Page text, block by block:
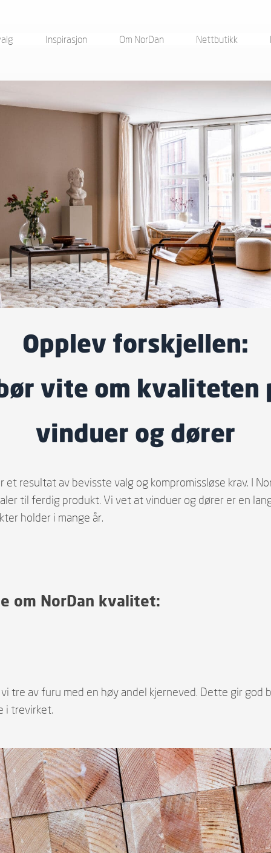
Inspirasjon Om NorDan Nettbutikk
Opplev forskjellen:
vite om kvaliteten
vinduer og dører
resultat av bevisste valg og kompromissløse krav. I
til ferdig produkt. Vi vet at vinduer og dører er en
holder i mange år.
om NorDan kvalitet:
tre av furu med en høy andel kjerneved. Dette gir god
i trevirket.